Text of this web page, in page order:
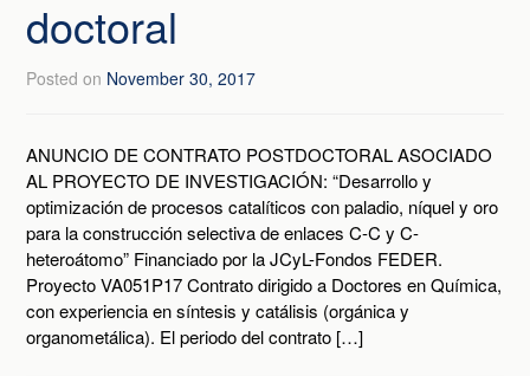
doctoral
Posted on November 30, 2017
ANUNCIO DE CONTRATO POSTDOCTORAL ASOCIADO
AL PROYECTO DE INVESTIGACIÓN: “Desarrollo y
optimización de procesos catalíticos con paladio, níquel y oro
para la construcción selectiva de enlaces C-C y C-
heteroátomo” Financiado por la JCyL-Fondos FEDER.
Proyecto VA051P17 Contrato dirigido a Doctores en Química,
con experiencia en síntesis y catálisis (orgánica y
organometálica). El periodo del contrato […]